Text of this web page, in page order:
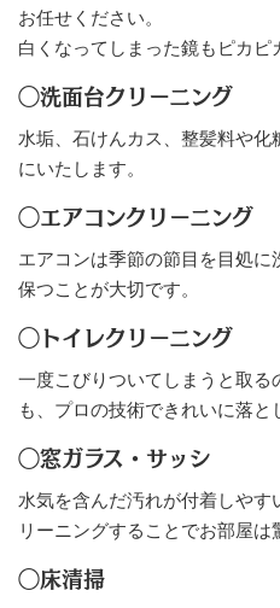
お任せください。
白くなってしまった鏡もピカピ
◯洗面台クリーニング
水垢、石けんカス、整髪料や
にいたします。
◯エアコンクリーニング
エアコンは季節の節目を目処に
保つことが大切です。
◯トイレクリーニング
一度こびりついてしまうと取る
も、プロの技術できれいに落と
◯窓ガラス・サッシ
水気を含んだ汚れが付着しやす
リーニングすることでお部屋は
◯床清掃